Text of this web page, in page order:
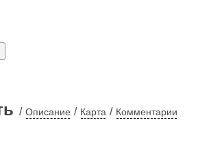
/ Описание / Карта / Комментарии